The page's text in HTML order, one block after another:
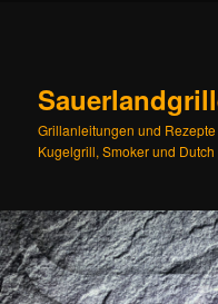
Grillanleitungen und
Kugelgrill, Smoker und Dutch